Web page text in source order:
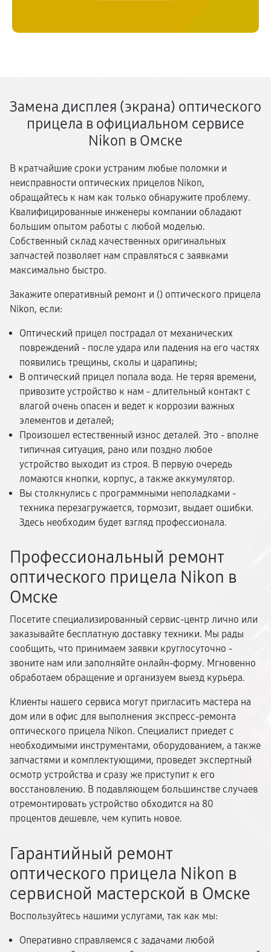
Замена дисплея (экрана) оптического
прицела в официальном сервисе
Nikon в Омске
В кратчайшие сроки устраним любые поломки и
неисправности оптических прицелов Nikon,
обращайтесь к нам как только обнаружите проблему.
Квалифицированные инженеры компании обладают
большим опытом работы с любой моделью.
Собственный склад качественных оригинальных
запчастей позволяет нам справляться с заявками
максимально быстро.
Закажите оперативный ремонт и () оптического прицела
Nikon, если:
Оптический прицел пострадал от механических
повреждений - после удара или падения на его частях
появились трещины, сколы и царапины;
В оптический прицел попала вода. Не теряя времени,
привозите устройство к нам - длительный контакт с
влагой очень опасен и ведет к коррозии важных
элементов и деталей;
Произошел естественный износ деталей. Это - вполне
типичная ситуация, рано или поздно любое
устройство выходит из строя. В первую очередь
ломаются кнопки, корпус, а также аккумулятор.
Вы столкнулись с программными неполадками -
техника перезагружается, тормозит, выдает ошибки.
Здесь необходим будет взгляд профессионала.
Профессиональный ремонт
оптического прицела Nikon в
Омске
Посетите специализированный сервис-центр лично или
заказывайте бесплатную доставку техники. Мы рады
сообщить, что принимаем заявки круглосуточно -
звоните нам или заполняйте онлайн-форму. Мгновенно
обработаем обращение и организуем выезд курьера.
Клиенты нашего сервиса могут пригласить мастера на
дом или в офис для выполнения экспресс-ремонта
оптического прицела Nikon. Специалист приедет с
необходимыми инструментами, оборудованием, а также
запчастями и комплектующими, проведет экспертный
осмотр устройства и сразу же приступит к его
восстановлению. В подавляющем большинстве случаев
отремонтировать устройство обходится на 80
процентов дешевле, чем купить новое.
Гарантийный ремонт
оптического прицела Nikon в
сервисной мастерской в Омске
Воспользуйтесь нашими услугами, так как мы:
Оперативно справляемся с задачами любой